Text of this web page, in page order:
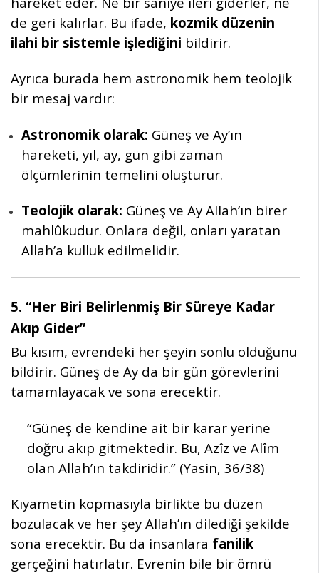
de geri kalırlar. Bu ifade, kozmik düzenin
ilahi bir sistemle işlediğini bildirir.
Ayrıca burada hem astronomik hem teolojik
bir mesaj vardır:
Astronomik olarak: Güneş ve Ay’ın
hareketi, yıl, ay, gün gibi zaman
ölçümlerinin temelini oluşturur.
Teolojik olarak: Güneş ve Ay Allah’ın birer
mahlûkudur. Onlara değil, onları yaratan
Allah’a kulluk edilmelidir.
5. “Her Biri Belirlenmiş Bir Süreye Kadar
Akıp Gider”
Bu kısım, evrendeki her şeyin sonlu olduğunu
bildirir. Güneş de Ay da bir gün görevlerini
tamamlayacak ve sona erecektir.
“Güneş de kendine ait bir karar yerine
doğru akıp gitmektedir. Bu, Azîz ve Alîm
olan Allah’ın takdiridir.” (Yasin, 36/38)
Kıyametin kopmasıyla birlikte bu düzen
bozulacak ve her şey Allah’ın dilediği şekilde
sona erecektir. Bu da insanlara fanilik
gerçeğini hatırlatır. Evrenin bile bir ömrü